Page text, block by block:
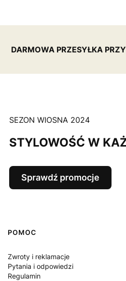
DARMOWA PRZESYŁKA
SEZON WIOSNA 2024
STYLOWOŚĆ W
Sprawdź promocje
Linki w stopce
POMOC
Zwroty i reklamacje
Pytania i odpowiedzi
Regulamin